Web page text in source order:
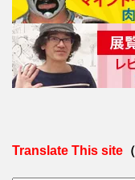
Translate This site